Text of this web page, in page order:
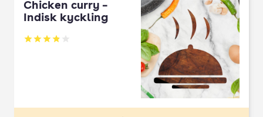
Chicken curry –
Indisk kyckling
Betyg: 3.88 av 5